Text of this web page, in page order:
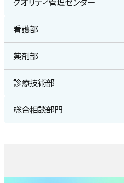
循環器内科・冠疾患内科・
呼吸器内科
内分泌・代謝科
臨床研修
医療安全管理室
感染管理室
看護部
看護部
薬剤部
薬剤部
診療技術部
放射線室
総合相談部門